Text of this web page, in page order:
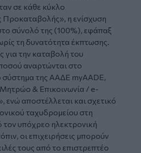
σε κάθε κύκλο
Προκαταβολής», η ενίσχυση
σύνολό της (100%), εφάπαξ
τη δυνατότητα έκπτωσης.
για την καταβολή του
αναρτώνται στο
της ΑΑΔΕ myAADE,
& Επικοινωνία / e-
ενώ αποστέλλεται και σχετικό
ταχυδρομείου στη
υπόχρεο ηλεκτρονική
οι επιχειρήσεις μπορούν
τους από το επιστρεπτέο